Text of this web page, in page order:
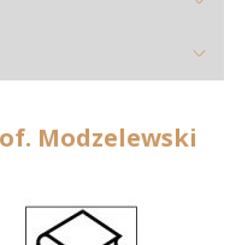
Modzelewski